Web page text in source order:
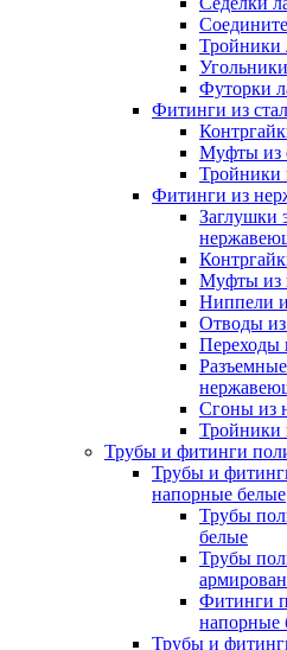
Тройники
Футорки
Фитинги из
Муфты из
Тройники
Фитинги из
Заглушки
Муфты из
Ниппели
Отводы
Переходы
Сгоны из
Тройники
Трубы и фитинги
Трубы и
напорные белые
Трубы
белые
Трубы
Фитинги
напорные
Трубы и